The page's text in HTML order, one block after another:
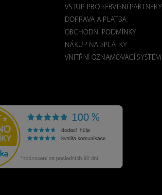
VSTUP PRO SERVISNÍ PARTNERY
DOPRAVA A PLATBA
OBCHODNÍ PODMÍNKY
NÁKUP NA SPLÁTKY
VNITŘNÍ OZNAMOVACÍ SYSTÉM